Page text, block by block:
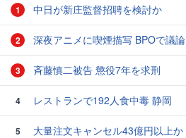
1 中日が新庄監督招聘を検討か
2 深夜アニメに喫煙描写 BPOで議論
3 斉藤慎二被告 懲役7年を求刑
4 レストランで192人食中毒 静岡
5
大量注文キャンセル43億円以上か